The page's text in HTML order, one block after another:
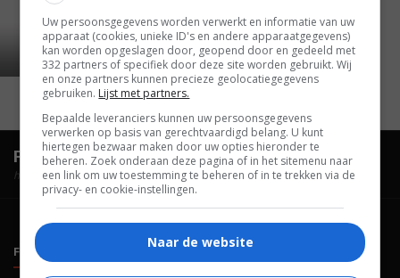
FilmTotaal.Hét online filmoverzicht.
hosted by
FILMTOTAAL
Uw persoonsgegevens worden verwerkt en informatie van uw
apparaat (cookies, unieke ID's en andere apparaatgegevens)
kan worden opgeslagen door, geopend door en gedeeld met
332 partners of specifiek door deze site worden gebruikt. Wij
en onze partners kunnen precieze geolocatiegegevens
gebruiken. Lijst met partners.
Bepaalde leveranciers kunnen uw persoonsgegevens
verwerken op basis van gerechtvaardigd belang. U kunt
hiertegen bezwaar maken door uw opties hieronder te
beheren. Zoek onderaan deze pagina of in het sitemenu naar
een link om uw toestemming te beheren of in te trekken via de
privacy- en cookie-instellingen.
Naar de website